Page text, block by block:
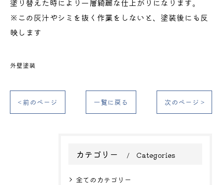
塗り替えた時により一層綺麗な仕上がりになります。
※この灰汁やシミを抜く作業をしないと、塗装後にも反
映します
外壁塗装
< 前のページ 一覧に戻る 次のページ >
カテゴリー Categories
全てのカテゴリー